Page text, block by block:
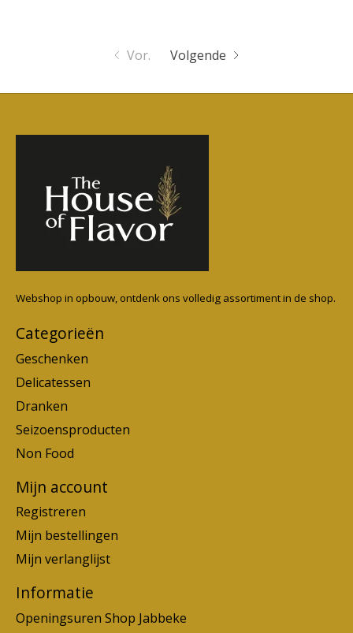
Vor. Volgende
Webshop in opbouw, ontdenk ons volledig assortiment in de shop.
Categorieën
Geschenken
Delicatessen
Dranken
Seizoensproducten
Non Food
Mijn account
Registreren
Mijn bestellingen
Mijn verlanglijst
Informatie
Openingsuren Shop Jabbeke